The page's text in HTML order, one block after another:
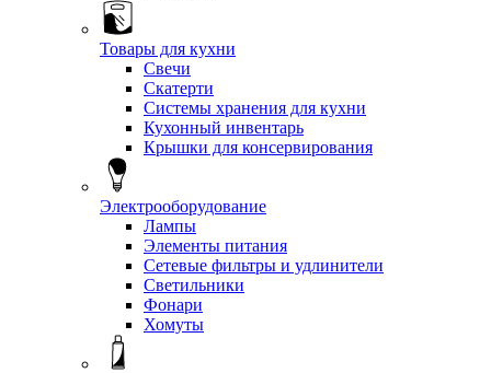
Товары для кухни
Свечи
Скатерти
Системы хранения для кухни
Кухонный инвентарь
Крышки для консервирования
Электрооборудование
Лампы
Элементы питания
Сетевые фильтры и удлинители
Светильники
Фонари
Хомуты